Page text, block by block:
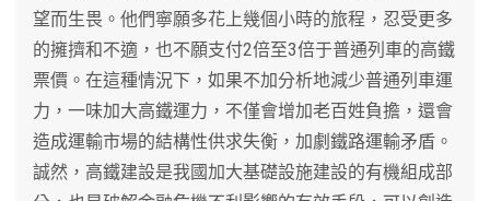
望而生畏。他們寧願多花上幾個小時的旅程，忍受更多
的擁擠和不適，也不願支付2倍至3倍于普通列車的高鐵
票價。在這種情況下，如果不加分析地減少普通列車運
力，一味加大高鐵運力，不僅會增加老百姓負擔，還會
造成運輸市場的結構性供求失衡，加劇鐵路運輸矛盾。
誠然，高鐵建設是我國加大基礎設施建設的有機組成部